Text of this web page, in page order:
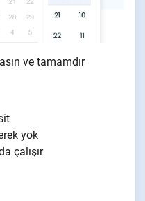
ve tamamdır
yok
çalışır